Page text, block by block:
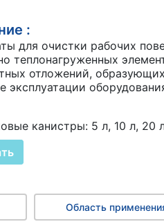
:
для очистки рабочих
теплонагруженных
отложений,
эксплуатации
канистры: 5 л, 10 л, 20
Область